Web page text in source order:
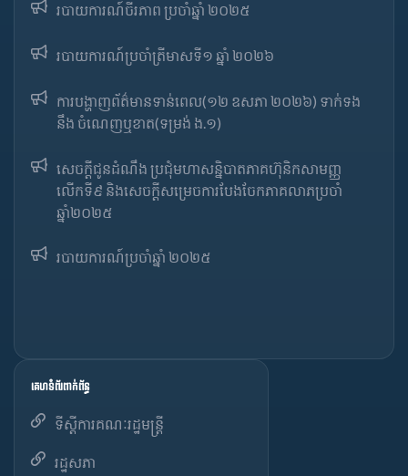
របាយការណ៍ចីរភាព ប្រចាំឆ្នាំ ២០២៥
របាយការណ៍​​ប្រចាំ​ត្រីមាសទី១ ឆ្នាំ ២០២៦
ការបង្ហាញព័ត៌មានទាន់ពេល(១២ ឧសភា ២០២៦) ទាក់ទង
នឹង ចំណេញឬខាត(ទម្រង់ ង.១)
សេចក្តីជូនដំណឹង ប្រជុំមហាសន្និបាតភាគហ៊ុនិកសាមញ្ញ
លើកទី៩ និងសេចក្តីសម្រេចការបែងចែកភាគលាភប្រចាំ
ឆ្នាំ២០២៥​
របាយការណ៍​​ប្រចាំ​ឆ្នាំ ២០២៥
គេហទំព័រពាក់ព័ន្ធ
ទីស្តីការគណៈរដ្ឋមន្ត្រី
រដ្ឋសភា